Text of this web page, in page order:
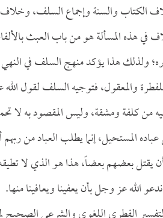
الكتاب والسنة وإجماع السلف، وخلاف
في هذه المسألة هو من باب العبث
ولذلك هذا يؤكد منهج السلف في
والمعقول، فتوجيه السلف لقول
من كلفة ومشقة، وليس المقصود به لا
عباده المستحيل، إنما يطلب العباد من
يقتل بعضهم بعضاً، هذا هو الذي لا
الله عز وجل بأن يعفينا ويعافينا منها.